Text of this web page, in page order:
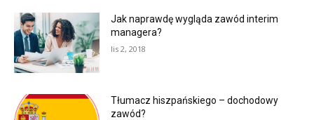
Jak naprawdę wygląda zawód interim
managera?
lis 2, 2018
Tłumacz hiszpańskiego – dochodowy
zawód?